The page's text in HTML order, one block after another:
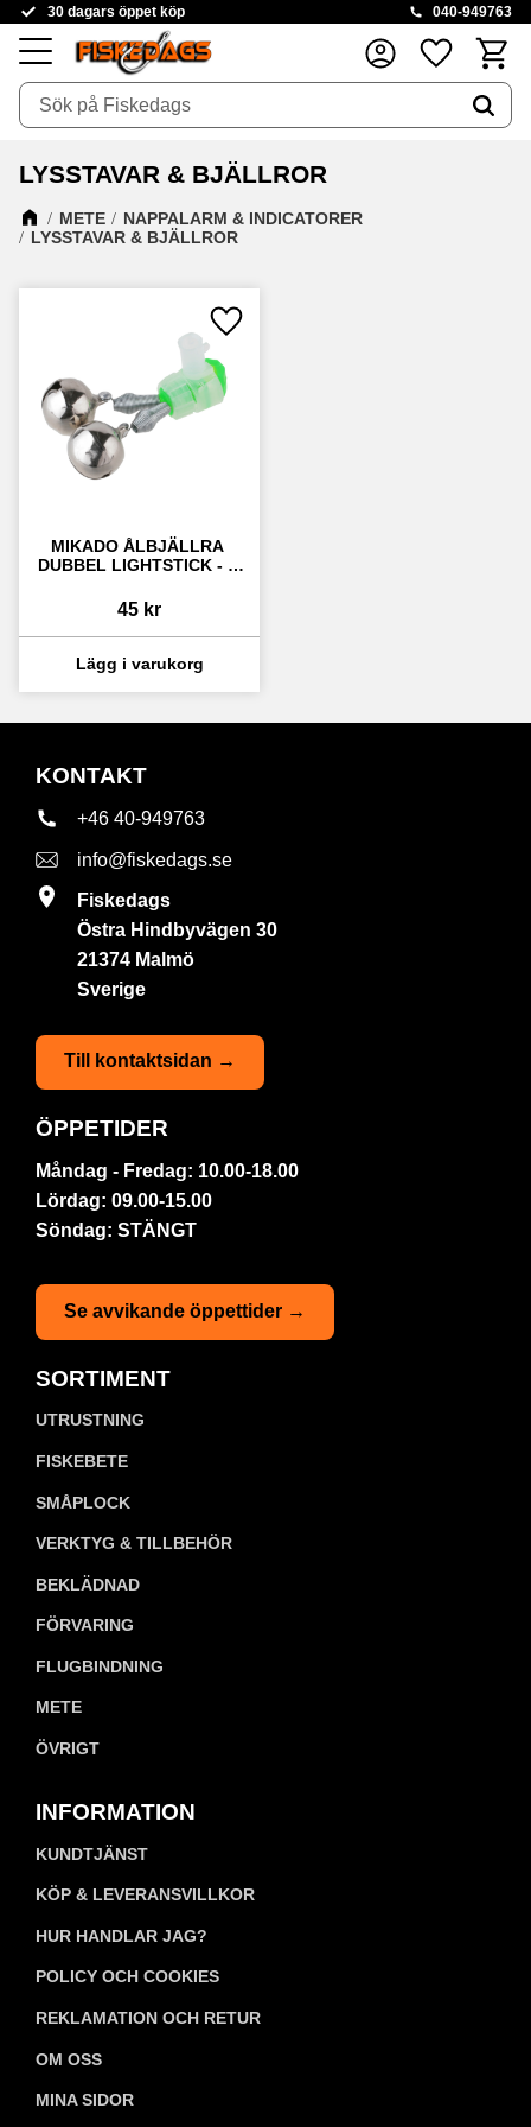
Meny
30 dagars öppet köp 040-949763
Favoriter
LYSSTAVAR & BJÄLLROR
METE
NAPPALARM & INDICATORER
LYSSTAVAR & BJÄLLROR
MIKADO ÅLBJÄLLRA
DUBBEL LIGHTSTICK - 3
45 kr
Lägg till i favoriter
KONTAKT
+46 40-949763
info@fiskedags.se
Fiskedags
Östra Hindbyvägen 30
21374 Malmö
Sverige
Till kontaktsidan →
ÖPPETIDER
Måndag - Fredag: 10.00-18.00
Lördag: 09.00-15.00
Söndag: STÄNGT
Se avvikande öppettider →
SORTIMENT
UTRUSTNING
FISKEBETE
SMÅPLOCK
VERKTYG & TILLBEHÖR
BEKLÄDNAD
FÖRVARING
FLUGBINDNING
METE
ÖVRIGT
INFORMATION
KUNDTJÄNST
KÖP & LEVERANSVILLKOR
HUR HANDLAR JAG?
POLICY OCH COOKIES
REKLAMATION OCH RETUR
OM OSS
MINA SIDOR